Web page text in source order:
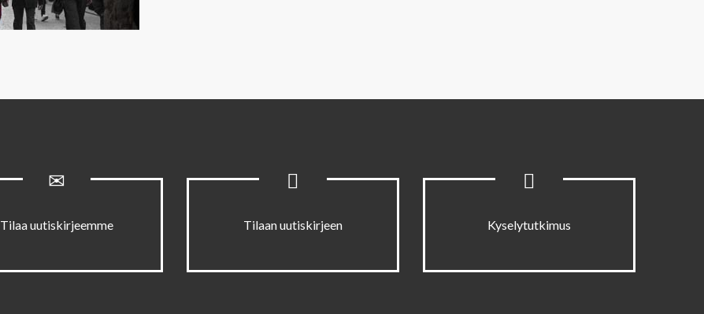
Tilaa uutiskirjeemme Tilaan uutiskirjeen Kyselytutkimus